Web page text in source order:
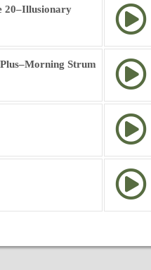
20–Illusionary
Strum